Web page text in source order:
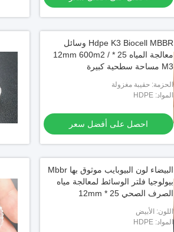
Hdpe K3 Biocell MBBR وسائل
معالجة المياه 25 * 12mm 600m2 /
M3 مساحة سطحية كبيرة
الحزمة: حقيبة مغزولة
المواد: HDPE
احصل على أفضل سعر
البيضاء لون البيوبايب موثوق بها Mbbr
بيولوجيا فلتر الوسائط لمعالجة مياه
الصرف الصحي 25 * 12mm
اللون: الأبيض
المواد: HDPE